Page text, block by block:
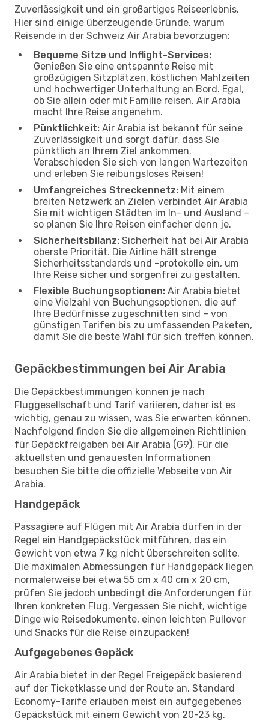
Zuverlässigkeit und ein großartiges Reiseerlebnis.
Hier sind einige überzeugende Gründe, warum
Reisende in der Schweiz Air Arabia bevorzugen:
Bequeme Sitze und Inflight-Services:
Genießen Sie eine entspannte Reise mit
großzügigen Sitzplätzen, köstlichen Mahlzeiten
und hochwertiger Unterhaltung an Bord. Egal,
ob Sie allein oder mit Familie reisen, Air Arabia
macht Ihre Reise angenehm.
Pünktlichkeit: Air Arabia ist bekannt für seine
Zuverlässigkeit und sorgt dafür, dass Sie
pünktlich an Ihrem Ziel ankommen.
Verabschieden Sie sich von langen Wartezeiten
und erleben Sie reibungsloses Reisen!
Umfangreiches Streckennetz: Mit einem
breiten Netzwerk an Zielen verbindet Air Arabia
Sie mit wichtigen Städten im In- und Ausland –
so planen Sie Ihre Reisen einfacher denn je.
Sicherheitsbilanz: Sicherheit hat bei Air Arabia
oberste Priorität. Die Airline hält strenge
Sicherheitsstandards und -protokolle ein, um
Ihre Reise sicher und sorgenfrei zu gestalten.
Flexible Buchungsoptionen: Air Arabia bietet
eine Vielzahl von Buchungsoptionen, die auf
Ihre Bedürfnisse zugeschnitten sind – von
günstigen Tarifen bis zu umfassenden Paketen,
damit Sie die beste Wahl für sich treffen können.
Gepäckbestimmungen bei Air Arabia
Die Gepäckbestimmungen können je nach
Fluggesellschaft und Tarif variieren, daher ist es
wichtig, genau zu wissen, was Sie erwarten können.
Nachfolgend finden Sie die allgemeinen Richtlinien
für Gepäckfreigaben bei Air Arabia (G9). Für die
aktuellsten und genauesten Informationen
besuchen Sie bitte die offizielle Webseite von Air
Arabia.
Handgepäck
Passagiere auf Flügen mit Air Arabia dürfen in der
Regel ein Handgepäckstück mitführen, das ein
Gewicht von etwa 7 kg nicht überschreiten sollte.
Die maximalen Abmessungen für Handgepäck liegen
normalerweise bei etwa 55 cm x 40 cm x 20 cm,
prüfen Sie jedoch unbedingt die Anforderungen für
Ihren konkreten Flug. Vergessen Sie nicht, wichtige
Dinge wie Reisedokumente, einen leichten Pullover
und Snacks für die Reise einzupacken!
Aufgegebenes Gepäck
Air Arabia bietet in der Regel Freigepäck basierend
auf der Ticketklasse und der Route an. Standard
Economy-Tarife erlauben meist ein aufgegebenes
Gepäckstück mit einem Gewicht von 20-23 kg.